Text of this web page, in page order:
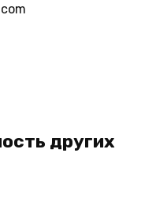
других